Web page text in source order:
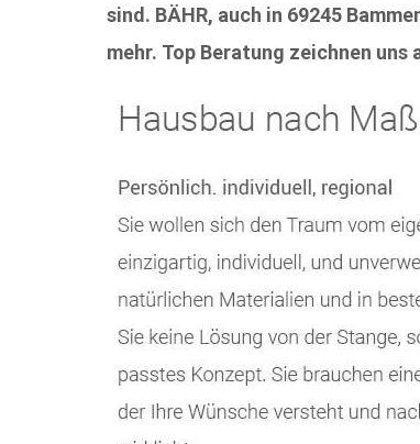
sind. BÄHR, auch in 69245
mehr. Top Beratung zeichnen uns